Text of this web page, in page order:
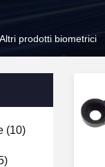
prodotti biometrici
(10)